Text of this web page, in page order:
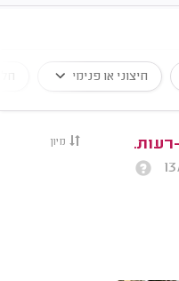
חיצוני או פנימי
מיון
רעות.